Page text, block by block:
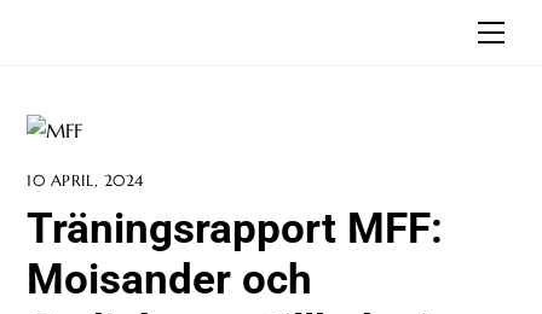
10 APRIL, 2024
Träningsrapport MFF:
Moisander och